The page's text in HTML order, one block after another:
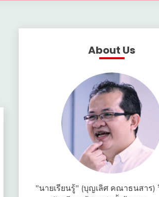
About Us
"นายเรียนรู้" (บุญเลิศ คณาธนสาร)